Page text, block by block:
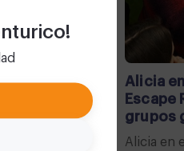
la magia de
Alicia
Escape
grupos
Alicia en